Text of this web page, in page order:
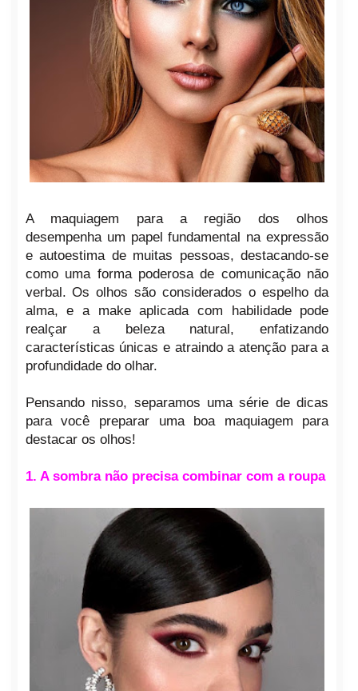
A maquiagem para a região dos olhos
desempenha um papel fundamental na expressão
e autoestima de muitas pessoas, destacando-se
como uma forma poderosa de comunicação não
verbal. Os olhos são considerados o espelho da
alma, e a make aplicada com habilidade pode
realçar a beleza natural, enfatizando
características únicas e atraindo a atenção para a
profundidade do olhar.
Pensando nisso, separamos uma série de dicas
para você preparar uma boa maquiagem para
destacar os olhos!
1. A sombra não precisa combinar com a roupa